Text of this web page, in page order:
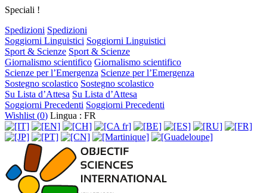
Speciali !
Spedizioni Spedizioni
Soggiorni Linguistici Soggiorni Linguistici
Sport & Scienze Sport & Scienze
Giornalismo scientifico Giornalismo scientifico
Scienze per l’Emergenza Scienze per l’Emergenza
Sostegno scolastico Sostegno scolastico
Su Lista d’Attesa Su Lista d’Attesa
Soggiorni Precedenti Soggiorni Precedenti
Wishlist (0) Lingua : FR